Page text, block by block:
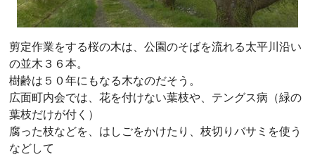
剪定作業をする桜の木は、公園のそばを流れる太平川沿い
の並木３６本。
樹齢は５０年にもなる木なのだそう。
広面町内会では、花を付けない葉枝や、テングス病（緑の
葉枝だけが付く）
腐った枝などを、はしごをかけたり、枝切りバサミを使う
などして